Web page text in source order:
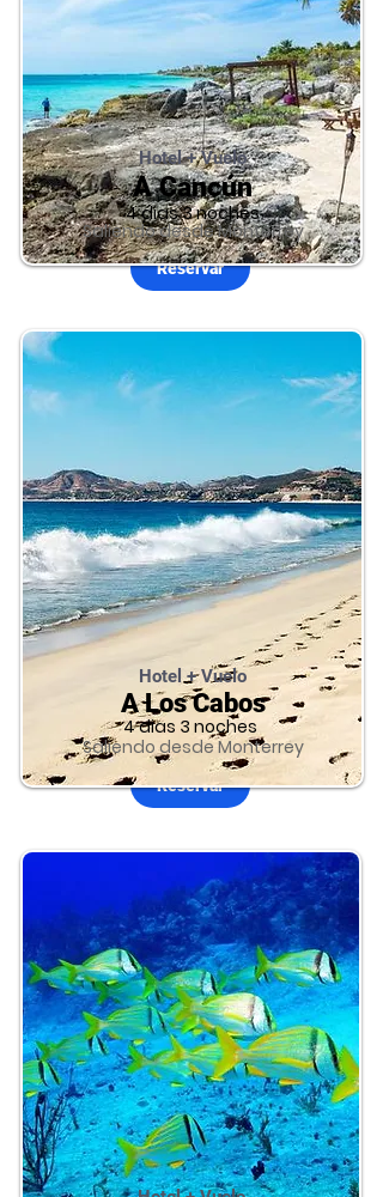
Reservar
Hotel + Vuelo
A Cancún
Saliendo desde Monterrey
4 dias 3 noches
Reservar
Hotel + Vuelo
A Los Cabos
Saliendo desde Monterrey
4 dias 3 noches